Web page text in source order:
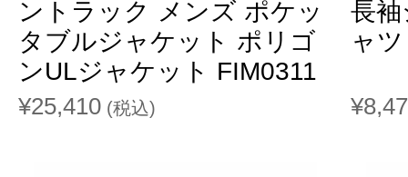
ントラック メンズ ポケッ
タブルジャケット ポリゴ
ンULジャケット FIM0311
¥25,410 (税込)
長
ャ